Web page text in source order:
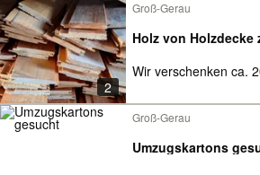
2
Groß-Gerau
Wir verschenken ca.
Groß-Gerau
Umzugskartons